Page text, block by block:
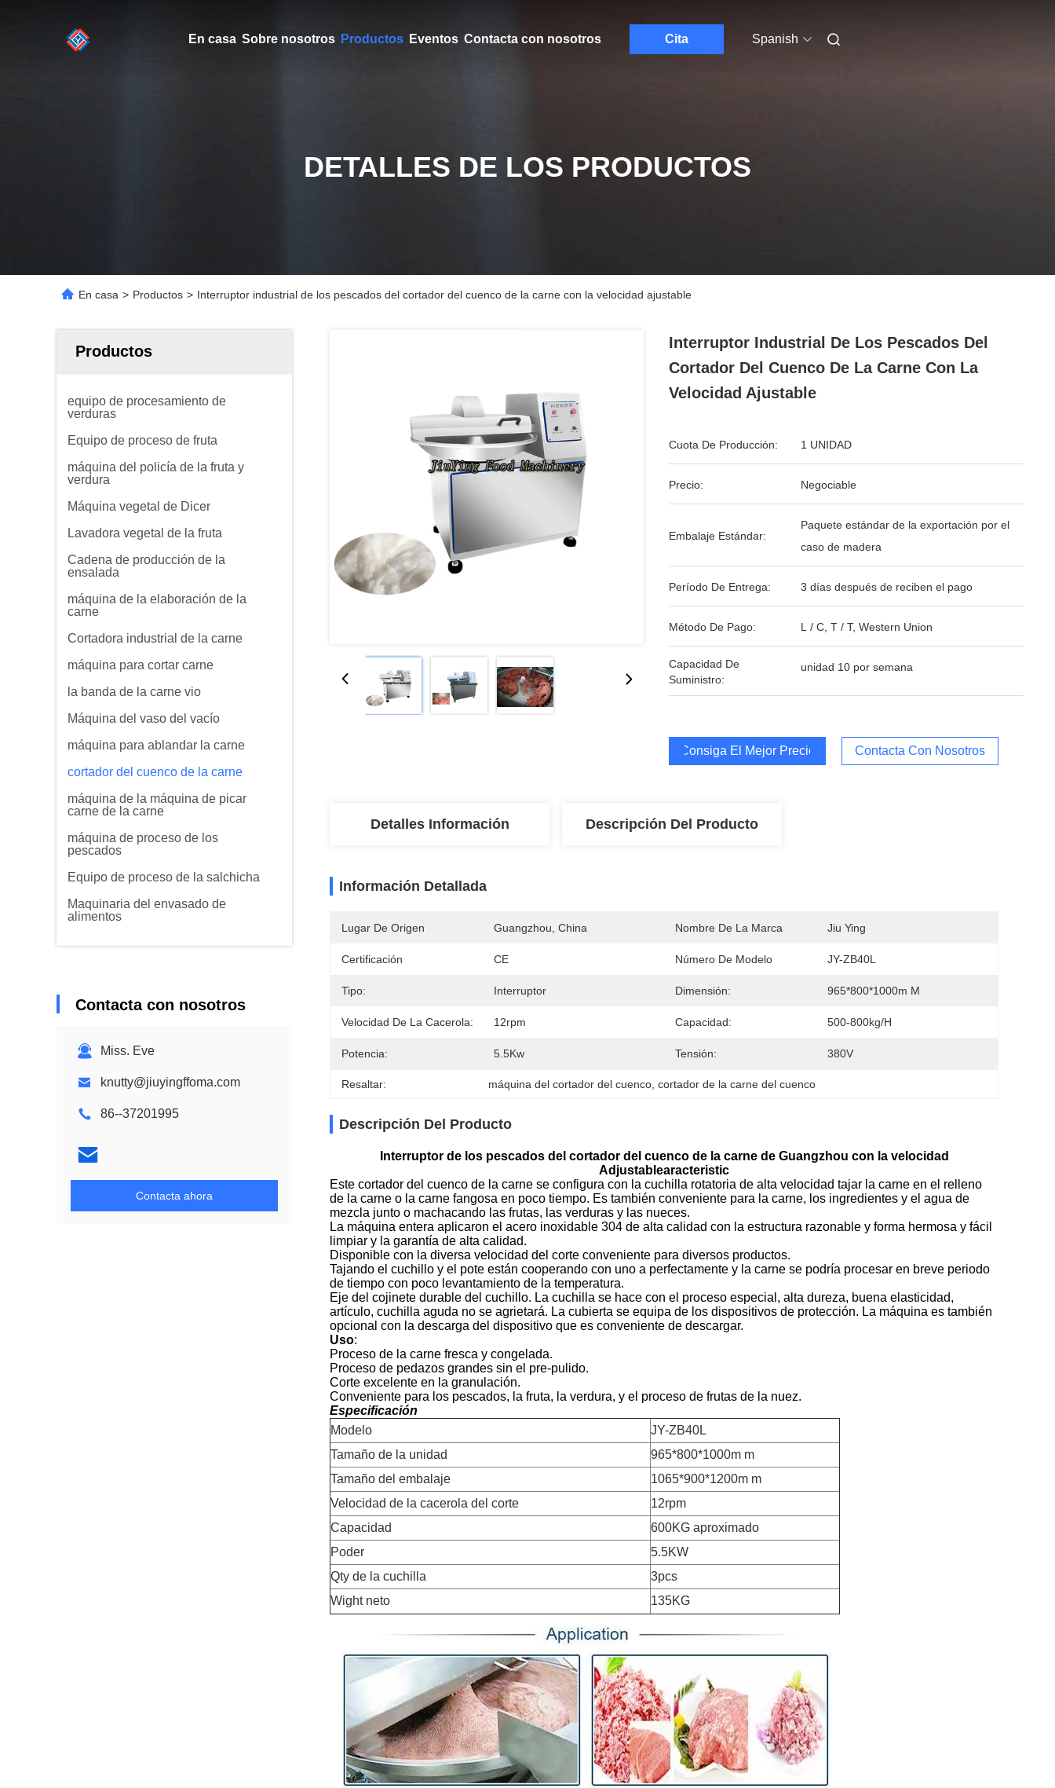
En casa Sobre nosotros Productos Eventos Contacta con nosotros Cita Spanish
DETALLES DE LOS PRODUCTOS
En casa > Productos > Interruptor industrial de los pescados del cortador del cuenco de la carne con la velocidad ajustable
Productos
equipo de procesamiento de
verduras
Equipo de proceso de fruta
máquina del policía de la fruta y
verdura
Máquina vegetal de Dicer
Lavadora vegetal de la fruta
Cadena de producción de la
ensalada
máquina de la elaboración de la
carne
Cortadora industrial de la carne
máquina para cortar carne
la banda de la carne vio
Máquina del vaso del vacío
máquina para ablandar la carne
cortador del cuenco de la carne
máquina de la máquina de picar
carne de la carne
máquina de proceso de los
pescados
Equipo de proceso de la salchicha
Maquinaria del envasado de
alimentos
Contacta con nosotros
Miss. Eve
knutty@jiuyingffoma.com
86--37201995
Contacta ahora
Interruptor Industrial De Los Pescados Del
Cortador Del Cuenco De La Carne Con La
Velocidad Ajustable
Cuota De Producción: 1 UNIDAD
Precio: Negociable
Embalaje Estándar:
Paquete estándar de la exportación por el
caso de madera
Período De Entrega: 3 días después de reciben el pago
Método De Pago: L / C, T / T, Western Union
Capacidad De
Suministro:
unidad 10 por semana
Consiga El Mejor Precio Contacta Con Nosotros
Detalles Información Descripción Del Producto
Información Detallada
Lugar De Origen Guangzhou, China Nombre De La Marca Jiu Ying
Certificación CE Número De Modelo JY-ZB40L
Tipo: Interruptor Dimensión: 965*800*1000m M
Velocidad De La Cacerola: 12rpm Capacidad: 500-800kg/h
Potencia: 5.5Kw Tensión: 380V
Resaltar: máquina del cortador del cuenco , cortador de la carne del cuenco
Descripción Del Producto
Interruptor de los pescados del cortador del cuenco de la carne de Guangzhou con la velocidad
Adjustablearacteristic
Este cortador del cuenco de la carne se configura con la cuchilla rotatoria de alta velocidad tajar la carne en el relleno
de la carne o la carne fangosa en poco tiempo. Es también conveniente para la carne, los ingredientes y el agua de
mezcla junto o machacando las frutas, las verduras y las nueces.
La máquina entera aplicaron el acero inoxidable 304 de alta calidad con la estructura razonable y forma hermosa y fácil
limpiar y la garantía de alta calidad.
Disponible con la diversa velocidad del corte conveniente para diversos productos.
Tajando el cuchillo y el pote están cooperando con uno a perfectamente y la carne se podría procesar en breve periodo
de tiempo con poco levantamiento de la temperatura.
Eje del cojinete durable del cuchillo. La cuchilla se hace con el proceso especial, alta dureza, buena elasticidad,
artículo, cuchilla aguda no se agrietará. La cubierta se equipa de los dispositivos de protección. La máquina es también
opcional con la descarga del dispositivo que es conveniente de descargar.
Uso:
Proceso de la carne fresca y congelada.
Proceso de pedazos grandes sin el pre-pulido.
Corte excelente en la granulación.
Conveniente para los pescados, la fruta, la verdura, y el proceso de frutas de la nuez.
Especificación
Modelo
JY-ZB40L
Tamaño de la unidad
965*800*1000m m
Tamaño del embalaje
1065*900*1200m m
Velocidad de la cacerola del corte
12rpm
Capacidad
600KG aproximado
Poder
5.5KW
Qty de la cuchilla
3pcs
Wight neto
135KG